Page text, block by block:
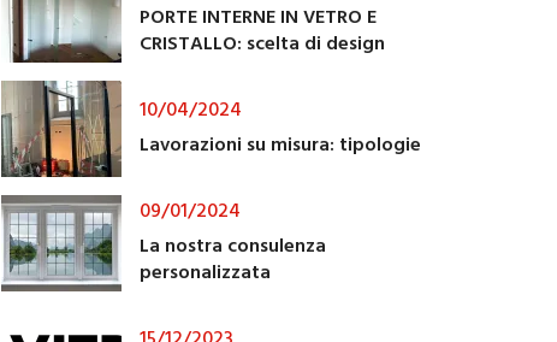
PORTE INTERNE IN VETRO E
CRISTALLO: scelta di design
10/04/2024
Lavorazioni su misura: tipologie
09/01/2024
La nostra consulenza
personalizzata